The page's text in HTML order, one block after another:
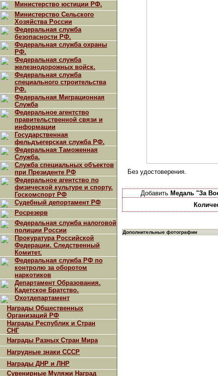
Министерство юстиции РФ.
Министерство Сельского
Хозяйства России
Федеральная служба
безопасности РФ.
Федеральная служба охраны
РФ.
Федеральная служба
железнодорожных войск.
Федеральная служба
специального строительства
РФ.
Федеральная Миграционная
Служба
Федеральное агентство
правительственной связи и
информации
Государственная
фельдъегерская служба РФ.
Федеральная Таможенная
Служба.
Служба специальных объектов
при Президенте РФ
Федеральное агентство по
физической культуре и спорту.
Госкомспорт РФ
Судебный депортамент РФ
Росрезерв
Федеральная служба налоговой
полиции России
Прокуратура Российской
Федерации. Следственный
Комитет.
Федеральная служба РФ по
контролю за оборотом
наркотиков
Департамент Образования.
Кадетское Братство.
Охотдепартамент
Награды Общественных
Организаций РФ
Награды Республик и Стран
СНГ
Награды Разных Стран Мира
Нагрудные знаки СССР
Награды ДНР и ЛНР
Сувенирные Муляжи Наград
Без удостоверения.
Добавить Медаль "За
Дополнительные фотографии